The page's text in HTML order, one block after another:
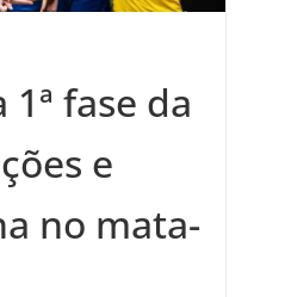
fase da
e
no mata-